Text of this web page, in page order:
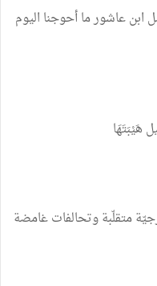
عاشور ما أحوجنا اليوم
هَيْبَتَهَا
متقلّبة وتحالفات غامضة